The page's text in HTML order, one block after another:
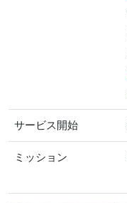
サービス開始
ミッション